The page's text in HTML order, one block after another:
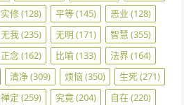
实修(128) 平等(145) 恶业 (128)
无我(235) 无明 (171) 智慧 (355)
正念(162) 比喻(133) 法界(164)
清净(309) 烦恼(350) 生死(271)
禅定 (259) 究竟(204) 自在(220)